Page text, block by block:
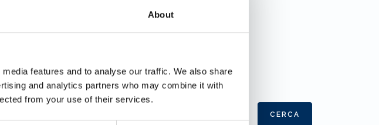
About
features and to analyse our traffic. We also share
and analytics partners who may combine it with
from your use of their services.
CERCA